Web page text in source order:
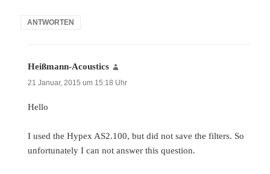
ANTWORTEN
Heißmann-Acoustics
21 Januar, 2015 um 15:18 Uhr
Hello
I used the Hypex AS2.100, but did not save the filters. So
unfortunately I can not answer this question.